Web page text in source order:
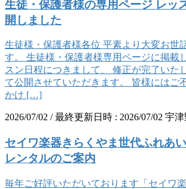
生徒・保護者様の専用ページ レッスン予定を再公
開しました
生徒様・保護者様各位 平素より大変お世
す。 生徒様・保護者様専用ページに掲載
スン日程につきまして、 修正が完了いた
て公開させていただきます。 皆様にはご
かけ […]
2026/07/02 / 最終更新日時 : 2026/07/02 宇
セイワ楽器きらくやま世代ふれあいの丘 ホール
レンタルのご案内
毎年ご好評いただいております「セイワ